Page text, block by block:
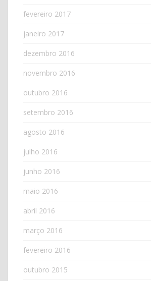
fevereiro 2017
janeiro 2017
dezembro 2016
novembro 2016
outubro 2016
setembro 2016
agosto 2016
julho 2016
junho 2016
maio 2016
abril 2016
março 2016
fevereiro 2016
outubro 2015